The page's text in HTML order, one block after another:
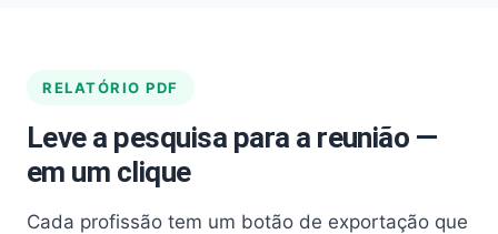
RELATÓRIO PDF
Leve a pesquisa para a reunião —
em um clique
Cada profissão tem um botão de exportação que